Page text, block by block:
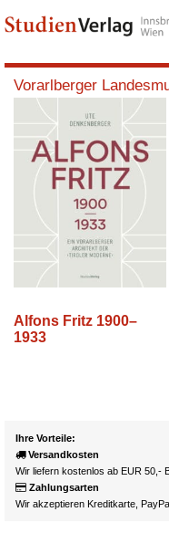
Vorarlberger
Alfons Fritz 1900–
1933
Ihre Vorteile:
Versandkosten
Wir liefern kostenlos ab EUR 50,-
Zahlungsarten
Wir akzeptieren Kreditkarte,